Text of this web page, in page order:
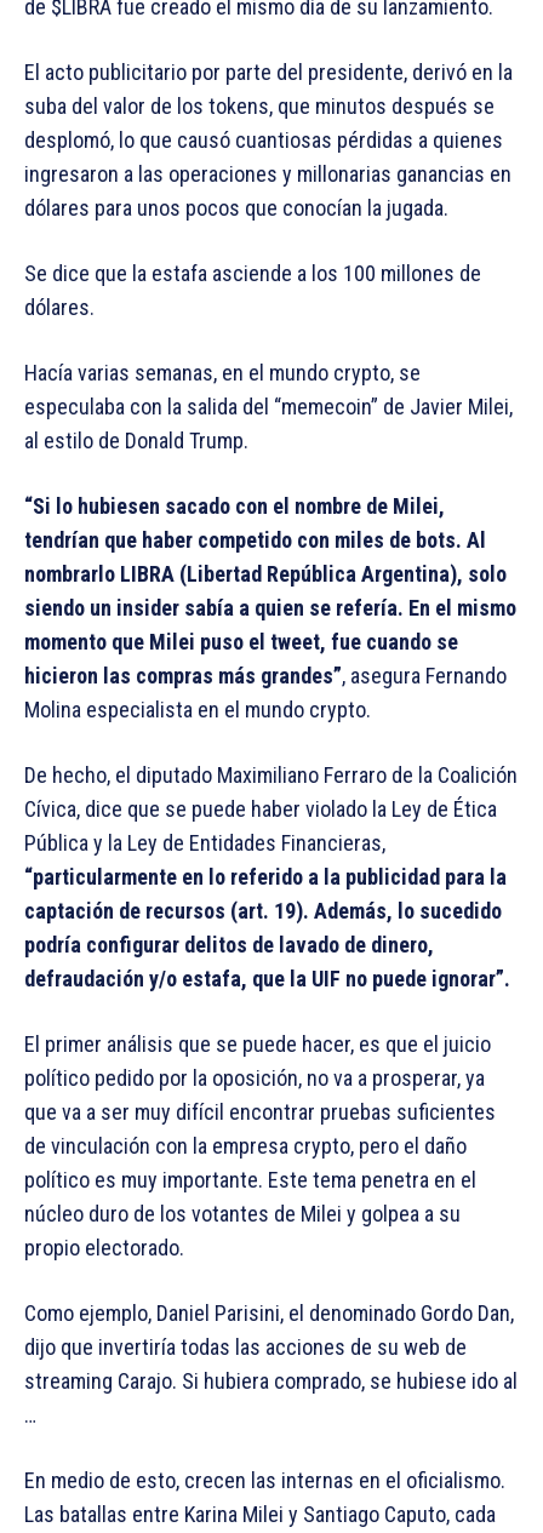
de $LIBRA fue creado el mismo día de su lanzamiento.
El acto publicitario por parte del presidente, derivó en la
suba del valor de los tokens, que minutos después se
desplomó, lo que causó cuantiosas pérdidas a quienes
ingresaron a las operaciones y millonarias ganancias en
dólares para unos pocos que conocían la jugada.
Se dice que la estafa asciende a los 100 millones de
dólares.
Hacía varias semanas, en el mundo crypto, se
especulaba con la salida del “memecoin” de Javier Milei,
al estilo de Donald Trump.
“Si lo hubiesen sacado con el nombre de Milei,
tendrían que haber competido con miles de bots. Al
nombrarlo LIBRA (Libertad República Argentina), solo
siendo un insider sabía a quien se refería. En el mismo
momento que Milei puso el tweet, fue cuando se
hicieron las compras más grandes”, asegura Fernando
Molina especialista en el mundo crypto.
De hecho, el diputado Maximiliano Ferraro de la Coalición
Cívica, dice que se puede haber violado la Ley de Ética
Pública y la Ley de Entidades Financieras,
“particularmente en lo referido a la publicidad para la
captación de recursos (art. 19). Además, lo sucedido
podría configurar delitos de lavado de dinero,
defraudación y/o estafa, que la UIF no puede ignorar”.
El primer análisis que se puede hacer, es que el juicio
político pedido por la oposición, no va a prosperar, ya
que va a ser muy difícil encontrar pruebas suficientes
de vinculación con la empresa crypto, pero el daño
político es muy importante. Este tema penetra en el
núcleo duro de los votantes de Milei y golpea a su
propio electorado.
Como ejemplo, Daniel Parisini, el denominado Gordo Dan,
dijo que invertiría todas las acciones de su web de
streaming Carajo. Si hubiera comprado, se hubiese ido al
…
En medio de esto, crecen las internas en el oficialismo.
Las batallas entre Karina Milei y Santiago Caputo, cada